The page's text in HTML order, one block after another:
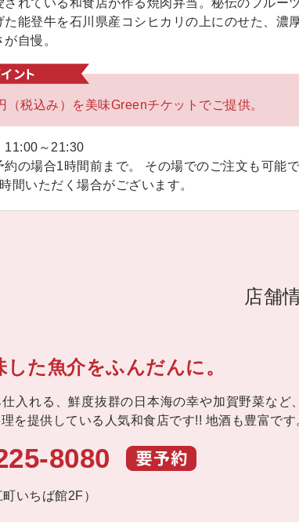
た能登牛を石川県産コシヒカリの上にのせた、濃
自慢。
（税込み）を美味Greenチケットでご提供。
11:00～21:30
約の場合1時間前まで。 その場でのご注文も可能
間いただく場合がございます。
店舗
た魚介をふんだんに。
入れる、鮮度抜群の日本海の幸や加賀野菜など
を提供している人気和食店です!! 地酒も豊富です
8080
いちば館2F）